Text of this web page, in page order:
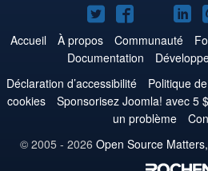
Joomla!
sur
Twitter
Joomla!
sur
Facebook
sur
sur
Accueil À propos Communauté
Documentation
Déclaration d’accessibilité
Politique
cookies
Sponsorisez Joomla! avec 5 $
un problème
© 2005 - 2026 Open Source